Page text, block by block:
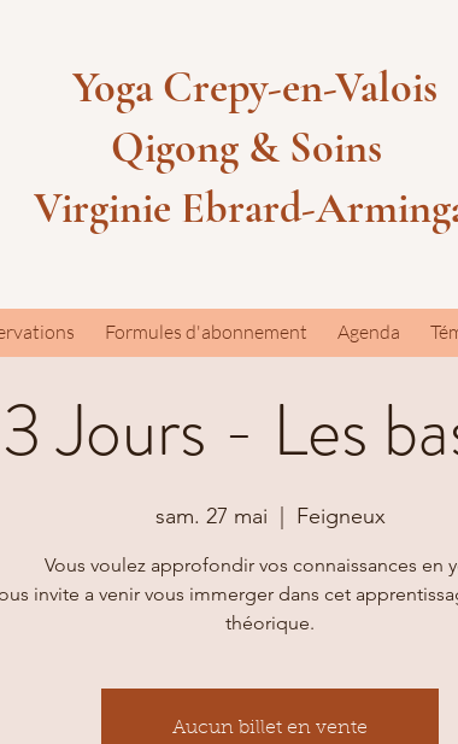
Yoga Crepy-en-Valois
Qigong & Soins
Virginie Ebrard-
Formules d'abonnement Agenda
Jours - Les
sam. 27 mai Feigneux
Vous voulez approfondir vos connaissances en
invite a venir vous immerger dans cet
théorique.
Aucun billet en vente